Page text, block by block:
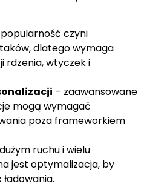
czyni
dlatego wymaga
rdzenia, wtyczek i
– zaawansowane
mogą wymagać
poza frameworkiem
ruchu i wielu
jest optymalizacja, by